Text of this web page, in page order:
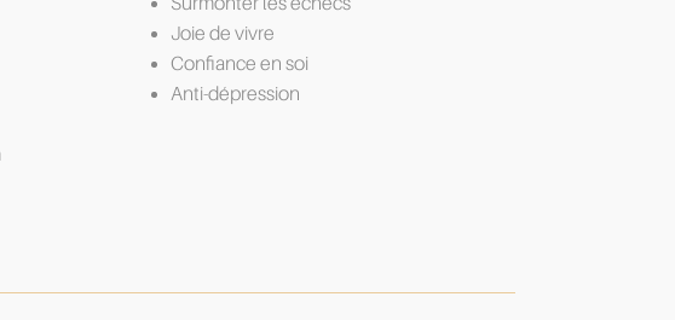
Joie de vivre
Confiance en soi
Anti-dépression